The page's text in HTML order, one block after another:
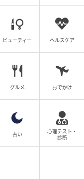
点。グリル野菜や
さめばピタサンド
ビューティー ヘルスケア
グルメ おでかけ
占い
心理テスト・
診断